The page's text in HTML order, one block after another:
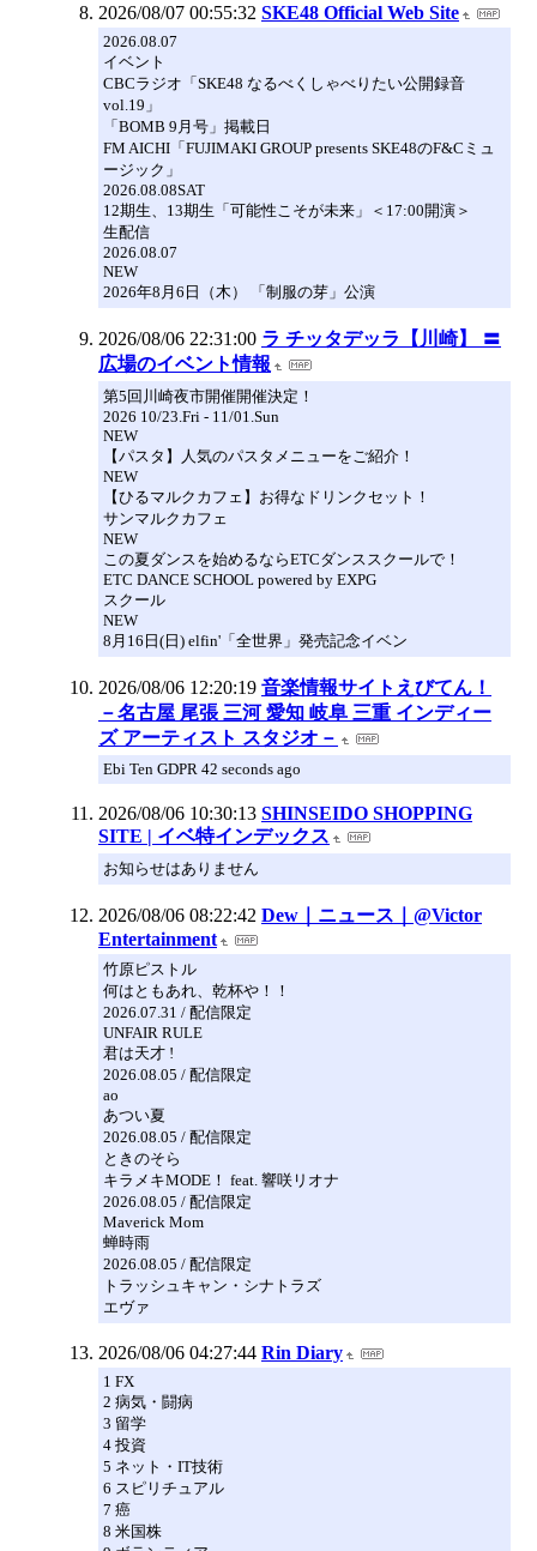
2026/08/07 00:55:32 SKE48 Official Web Site
2026.08.07
イベント
CBCラジオ「SKE48 なるべくしゃべりたい公開録音
vol.19」
「BOMB 9月号」掲載日
FM AICHI「FUJIMAKI GROUP presents SKE48のF&Cミュ
ージック」
2026.08.08SAT
12期生、13期生「可能性こそが未来」＜17:00開演＞
生配信
2026.08.07
NEW
2026年8月6日（木） 「制服の芽」公演
2026/08/06 22:31:00 ラ チッタデッラ【川崎】 〓
広場のイベント情報
第5回川崎夜市開催開催決定！
2026 10/23.Fri - 11/01.Sun
NEW
【パスタ】人気のパスタメニューをご紹介！
NEW
【ひるマルクカフェ】お得なドリンクセット！
サンマルクカフェ
NEW
この夏ダンスを始めるならETCダンススクールで！
ETC DANCE SCHOOL powered by EXPG
スクール
NEW
8月16日(日) elfin'「全世界」発売記念イベン
2026/08/06 12:20:19 音楽情報サイトえびてん！
－名古屋 尾張 三河 愛知 岐阜 三重 インディー
ズ アーティスト スタジオ－
Ebi Ten GDPR 42 seconds ago
2026/08/06 10:30:13 SHINSEIDO SHOPPING
SITE | イベ特インデックス
お知らせはありません
2026/08/06 08:22:42 Dew｜ニュース｜@Victor
Entertainment
竹原ピストル
何はともあれ、乾杯や！！
2026.07.31 / 配信限定
UNFAIR RULE
君は天才 !
2026.08.05 / 配信限定
ao
あつい夏
2026.08.05 / 配信限定
ときのそら
キラメキMODE！ feat. 響咲リオナ
2026.08.05 / 配信限定
Maverick Mom
蝉時雨
2026.08.05 / 配信限定
トラッシュキャン・シナトラズ
エヴァ
2026/08/06 04:27:44 Rin Diary
1 FX
2 病気・闘病
3 留学
4 投資
5 ネット・IT技術
6 スピリチュアル
7 癌
8 米国株